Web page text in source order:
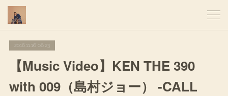
2016.11.16 06:23
【Music Video】KEN THE 390
with 009（島村ジョー） -CALL